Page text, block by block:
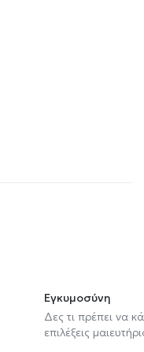
Εγκυμοσύνη
Δες τι πρέπει να
επιλέξεις